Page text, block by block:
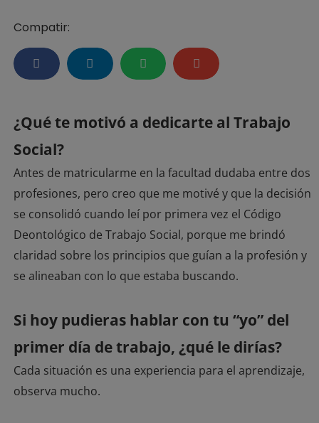
Compatir:
¿Qué te motivó a dedicarte al Trabajo
Social?
Antes de matricularme en la facultad dudaba entre dos
profesiones, pero creo que me motivé y que la decisión
se consolidó cuando leí por primera vez el Código
Deontológico de Trabajo Social, porque me brindó
claridad sobre los principios que guían a la profesión y
se alineaban con lo que estaba buscando.
Si hoy pudieras hablar con tu “yo” del
primer día de trabajo, ¿qué le dirías?
Cada situación es una experiencia para el aprendizaje,
observa mucho.